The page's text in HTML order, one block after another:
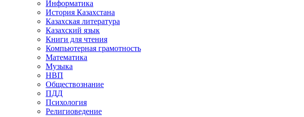
Информатика
История Казахстана
Казахская литература
Казахский язык
Книги для чтения
Компьютерная грамотность
Математика
Музыка
НВП
Обществознание
ПДД
Психология
Религиоведение